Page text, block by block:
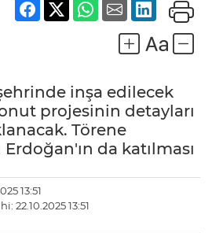
inşa edilecek
projesinin detayları
Törene
da katılması
13:51
22.10.2025 13:51